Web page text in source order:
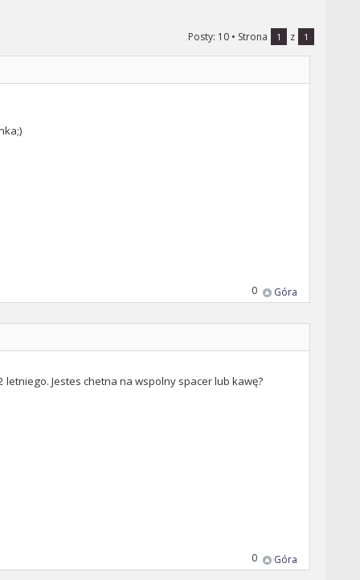
Posty: 10 • Strona 1 z 1
Góra
0
Jestes chetna na wspolny spacer lub kawę?
Góra
0